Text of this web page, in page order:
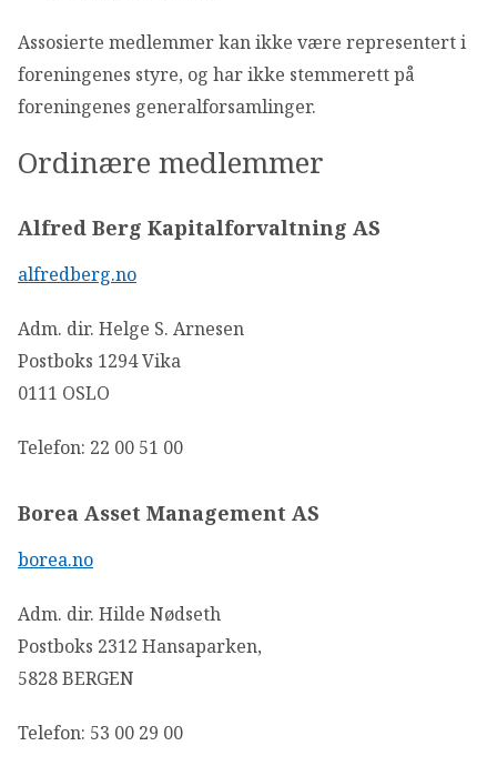
Assosierte medlemmer kan ikke være representert i
foreningenes styre, og har ikke stemmerett på
foreningenes generalforsamlinger.
Ordinære medlemmer
Alfred Berg Kapitalforvaltning AS
alfredberg.no
Adm. dir. Helge S. Arnesen
Postboks 1294 Vika
0111 OSLO
Telefon: 22 00 51 00
Borea Asset Management AS
borea.no
Adm. dir. Hilde Nødseth
Postboks 2312 Hansaparken,
5828 BERGEN
Telefon: 53 00 29 00